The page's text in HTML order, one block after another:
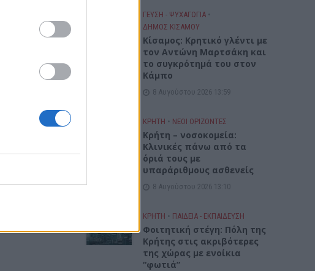
ΓΕΎΣΗ - ΨΥΧΑΓΩΓΊΑ •
ΔΉΜΟΣ ΚΙΣΆΜΟΥ
Kίσαμος: Κρητικό γλέντι με
τον Αντώνη Μαρτσάκη και
το συγκρότημά του στον
Κάμπο
8 Αυγούστου 2026 13:59
ΚΡΗΤΗ • ΝΕΟΙ ΟΡΙΖΟΝΤΕΣ
Κρήτη – νοσοκομεία:
Κλινικές πάνω από τα
όριά τους με
υπαράριθμους ασθενείς
8 Αυγούστου 2026 13:10
ΚΡΗΤΗ • ΠΑΙΔΕΙΑ - ΕΚΠΑΙΔΕΥΣΗ
Φοιτητική στέγη: Πόλη της
Κρήτης στις ακριβότερες
της χώρας με ενοίκια
“φωτιά”